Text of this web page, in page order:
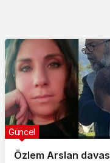
Özlem Arslan
Güncel